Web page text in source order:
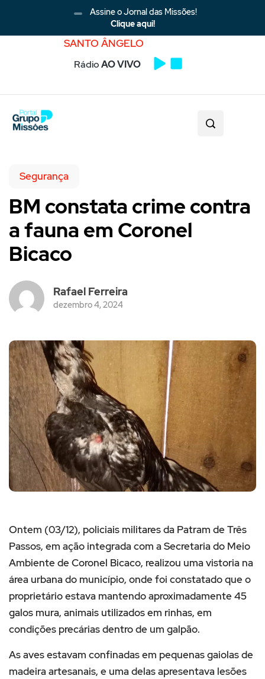
Assine o Jornal das Missões!
Clique aqui!
SANTO ÂNGELO
RádioAO VIVO
Segurança
BM constata crime contra
a fauna em Coronel
Bicaco
Rafael Ferreira
dezembro 4, 2024
Ontem (03/12), policiais militares da Patram de Três
Passos, em ação integrada com a Secretaria do Meio
Ambiente de Coronel Bicaco, realizou uma vistoria na
área urbana do município, onde foi constatado que o
proprietário estava mantendo aproximadamente 45
galos mura, animais utilizados em rinhas, em
condições precárias dentro de um galpão.
As aves estavam confinadas em pequenas gaiolas de
madeira artesanais, e uma delas apresentava lesões